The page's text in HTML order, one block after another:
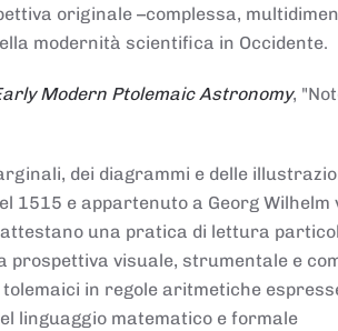
originale –complessa,
modernità scientifica in Occidente.
Modern Ptolemaic Astronomy,
dei diagrammi e delle
1515 e appartenuto a Georg Wilhelm
una pratica di lettura
prospettiva visuale, strumentale e
in regole aritmetiche
linguaggio matematico e formale